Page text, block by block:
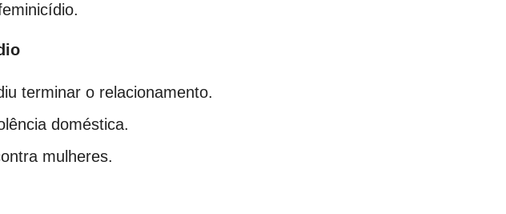
terminar o relacionamento.
doméstica.
mulheres.